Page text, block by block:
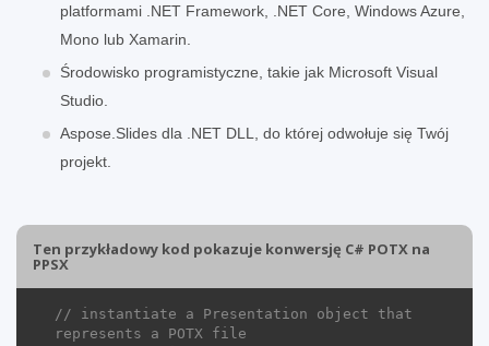
platformami .NET Framework, .NET Core, Windows Azure,
Mono lub Xamarin.
Środowisko programistyczne, takie jak Microsoft Visual
Studio.
Aspose.Slides dla .NET DLL, do której odwołuje się Twój
projekt.
Ten przykładowy kod pokazuje konwersję C# POTX na
PPSX
// instantiate a Presentation object that
represents a POTX file